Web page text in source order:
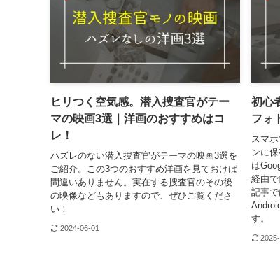
ヒリつく空気感。潜入捜査官がテー
マの映画3選｜洋画のおすすめはコ
レ！
ハズレのない潜入捜査官がテーマの映画3選を
ご紹介。この3つのおすすめ洋画を見ておけば
間違いありません。実在する捜査官のその後
の映像などもありますので、ぜひご覧くださ
い！
2024-06-01
初心
フォ
スマ
ンに
は
経由
記事で
す。